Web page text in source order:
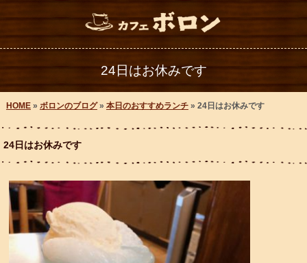
24日はお休みです
HOME» ボロンのブログ» 本日のおすすめランチ» 24日はお休みです
24日はお休みです